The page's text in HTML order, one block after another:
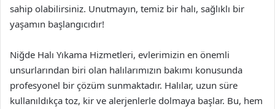
sahip olabilirsiniz. Unutmayın, temiz bir halı, sağlıklı bir
yaşamın başlangıcıdır!
Niğde Halı Yıkama Hizmetleri, evlerimizin en önemli
unsurlarından biri olan halılarımızın bakımı konusunda
profesyonel bir çözüm sunmaktadır. Halılar, uzun süre
kullanıldıkça toz, kir ve alerjenlerle dolmaya başlar. Bu, hem